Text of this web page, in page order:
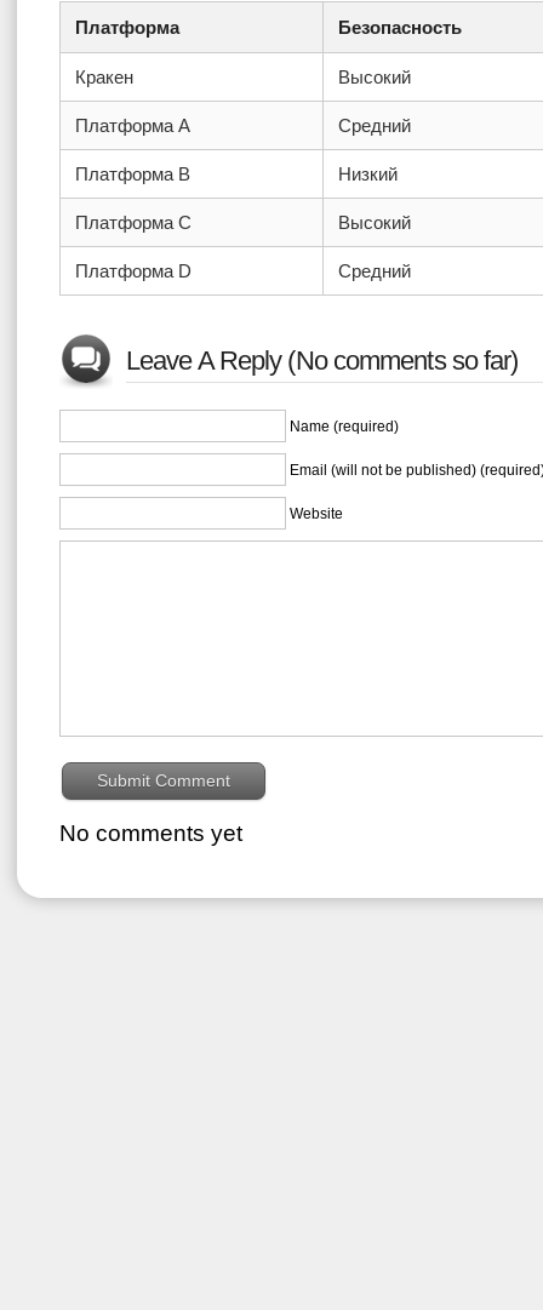
Платформа Безопасность
Кракен Высокий
Платформа A Средний
Платформа B Низкий
Платформа C Высокий
Платформа D Средний
Leave A Reply (No comments so far)
Name (required)
Email (will not be published)
Website
No comments yet